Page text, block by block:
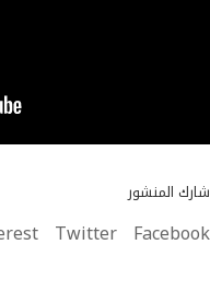
شارك المنشور
Facebook
Twitter